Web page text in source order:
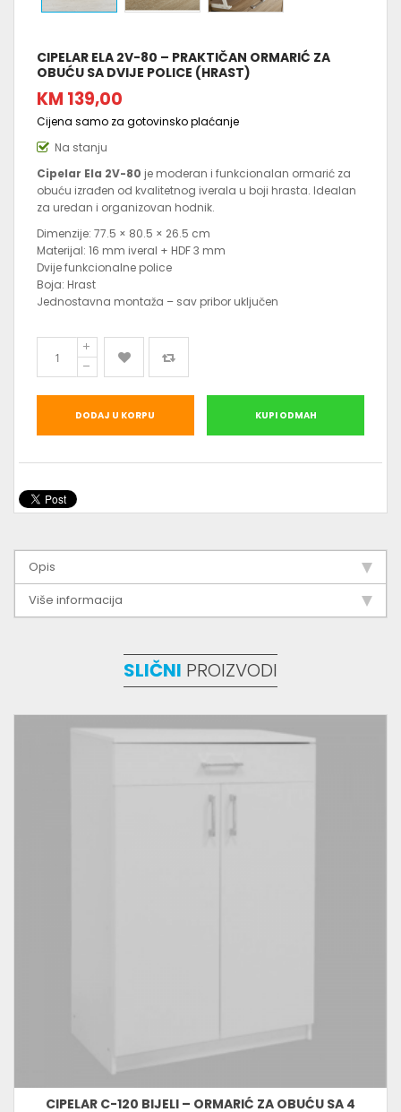
CIPELAR ELA 2V-80 – PRAKTIČAN ORMARIĆ ZA
OBUĆU SA DVIJE POLICE (HRAST)
KM 139,00
Cijena samo za gotovinsko plaćanje
Na stanju
Cipelar Ela 2V-80 je moderan i funkcionalan ormarić za
obuću izrađen od kvalitetnog iverala u boji hrasta. Idealan
za uredan i organizovan hodnik.
Dimenzije: 77.5 × 80.5 × 26.5 cm
Materijal: 16 mm iveral + HDF 3 mm
Dvije funkcionalne police
Boja: Hrast
Jednostavna montaža – sav pribor uključen
DODAJ U KORPU KUPI ODMAH
Opis
Više informacija
SLIČNI PROIZVODI
CIPELAR C-120 BIJELI – ORMARIĆ ZA OBUĆU SA 4